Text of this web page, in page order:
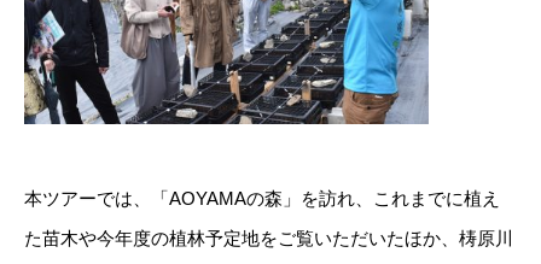
本ツアーでは、「AOYAMAの森」を訪れ、これまでに植え
た苗木や今年度の植林予定地をご覧いただいたほか、梼原川